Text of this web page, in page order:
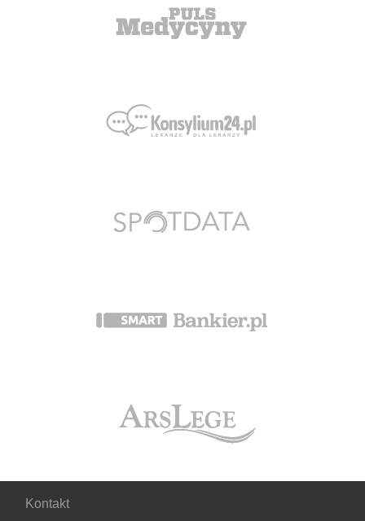
Kontakt